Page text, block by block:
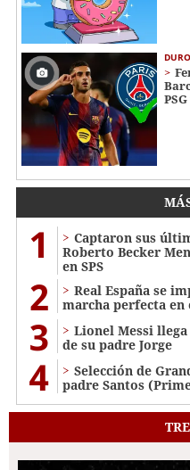
1
Captaron sus
Roberto Becker
en SPS
2
Real España se
marcha perfecta
3
Lionel Messi
de su padre Jorge
4
Selección de
padre Santos